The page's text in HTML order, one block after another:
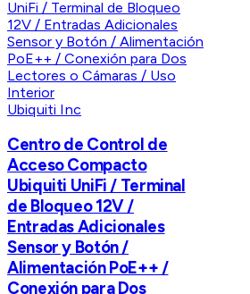
Ubiquiti Inc
Centro de Control de
Acceso Compacto
Ubiquiti UniFi / Terminal
de Bloqueo 12V /
Entradas Adicionales
Sensor y Botón /
Alimentación PoE++ /
Conexión para Dos